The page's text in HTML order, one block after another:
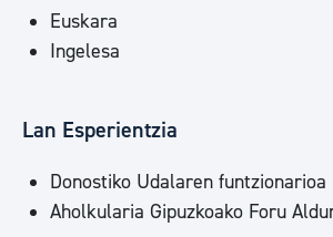
Euskara
Ingelesa
Lan Esperientzia
Donostiko Udalaren funtzionarioa
Aholkularia Gipuzkoako Foru